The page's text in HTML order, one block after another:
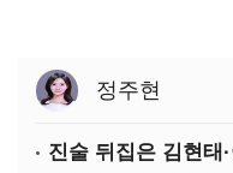
정주현